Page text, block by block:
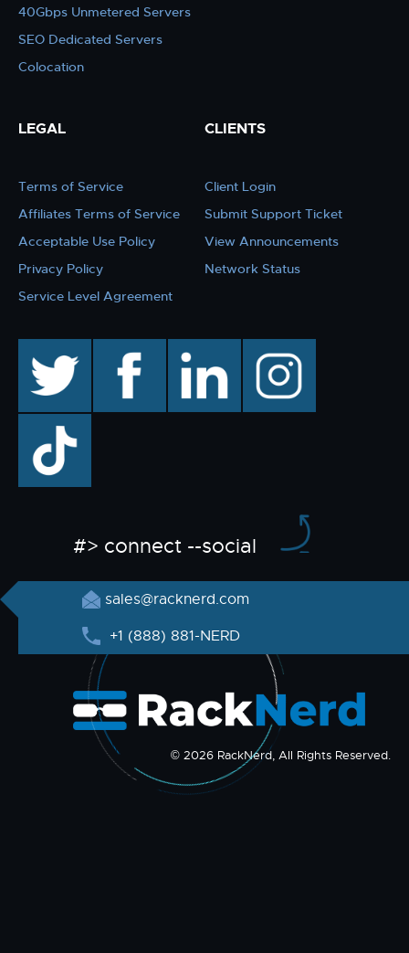
40Gbps Unmetered Servers
SEO Dedicated Servers
Colocation
LEGAL
Terms of Service
Affiliates Terms of Service
Acceptable Use Policy
Privacy Policy
Service Level Agreement
CLIENTS
Client Login
Submit Support Ticket
View Announcements
Network Status
facebook linkedin instagram
TikTok
#> connect --social
sales@racknerd.com
+1 (888) 881-NERD
© 2026 RackNerd, All Rights Reserved.